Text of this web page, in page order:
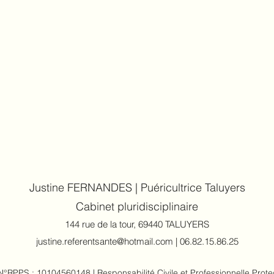
Justine FERNANDES | Puéricultrice Taluyers
Cabinet pluridisciplinaire
144 rue de la tour, 69440 TALUYERS
justine.referentsante@hotmail.com | 06.82.15.86.25